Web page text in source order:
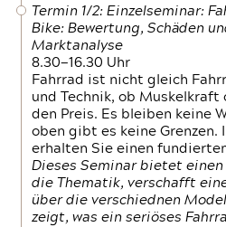
Termin 1/2: Einzelseminar:
Bike: Bewertung, Schäden
Marktanalyse
8.30—16.30 Uhr
Fahrrad ist nicht gleich
und Technik, ob
den Preis. Es bleiben keine
oben gibt es keine Grenzen.
erhalten Sie einen
Dieses Seminar bietet
die Thematik, verschafft
über die verschiednen
zeigt, was ein seriöses